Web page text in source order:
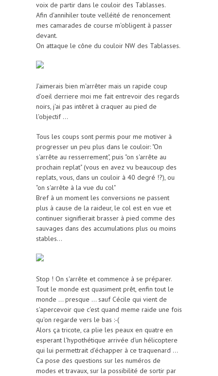
voix de partir dans le couloir des Tablasses.
Afin d'annihiler toute velléité de renoncement
mes camarades de course m'obligent à passer
devant.
On attaque le cône du couloir NW des Tablasses.
J'aimerais bien m'arrêter mais un rapide coup
d'oeil derriere moi me fait entrevoir des regards
noirs, j'ai pas intêret à craquer au pied de
l'objectif ...
Tous les coups sont permis pour me motiver à
progresser un peu plus dans le couloir: "On
s'arrête au resserrement", puis "on s'arrête au
prochain replat" (vous en avez vu beaucoup des
replats, vous, dans un couloir à 40 degré !?), ou
"on s'arrête à la vue du col"
Bref à un moment les conversions ne passent
plus à cause de la raideur, le col est en vue et
continuer signifierait brasser à pied comme des
sauvages dans des accumulations plus ou moins
stables...
Stop ! On s'arrête et commence à se préparer.
Tout le monde est quasiment prêt, enfin tout le
monde ... presque ... sauf Cécile qui vient de
s'apercevoir que c'est quand meme raide une fois
qu'on regarde vers le bas :-(
Alors ça tricote, ca plie les peaux en quatre en
esperant l'hypothétique arrivée d'un hélicoptere
qui lui permettrait d'échapper à ce traquenard ...
Ca pose des questions sur les numéros de
modes et travaux, sur la possibilité de sortir par